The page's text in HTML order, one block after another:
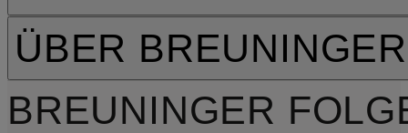
ÜBER BREUNINGER
BREUNINGER